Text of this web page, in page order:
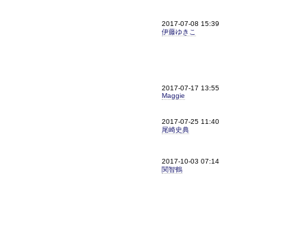
2017-07-08 15:39
伊藤ゆきこ
2017-07-17 13:55
Maggie
2017-07-25 11:40
尾崎史典
2017-10-03 07:14
関智鶴